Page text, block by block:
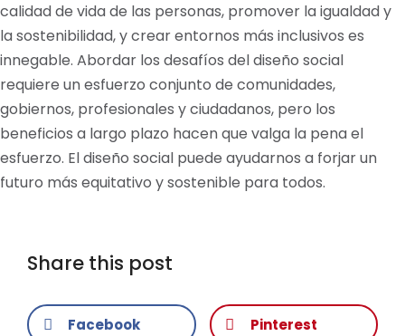
calidad de vida de las personas, promover la igualdad y
la sostenibilidad, y crear entornos más inclusivos es
innegable. Abordar los desafíos del diseño social
requiere un esfuerzo conjunto de comunidades,
gobiernos, profesionales y ciudadanos, pero los
beneficios a largo plazo hacen que valga la pena el
esfuerzo. El diseño social puede ayudarnos a forjar un
futuro más equitativo y sostenible para todos.
Share this post
Facebook Pinterest